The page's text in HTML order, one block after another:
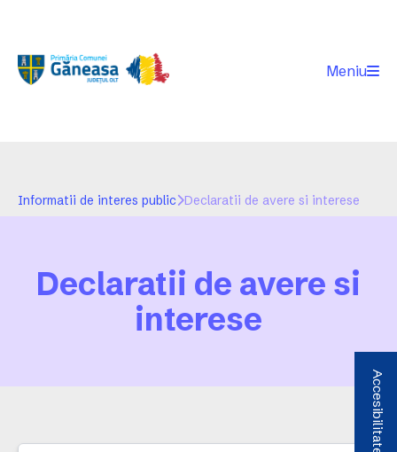
Meniu
Informatii de interes public Declaratii de avere si interese
Declaratii de avere si
interese
Accesibilitate